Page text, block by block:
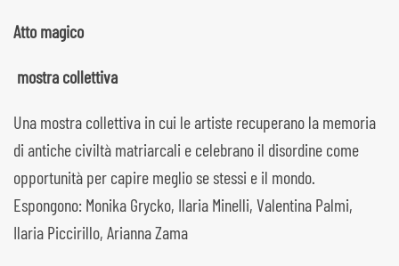
Atto magico
mostra collettiva
Una mostra collettiva in cui le artiste recuperano la memoria
di antiche civiltà matriarcali e celebrano il disordine come
opportunità per capire meglio se stessi e il mondo.
Espongono: Monika Grycko, Ilaria Minelli, Valentina Palmi,
Ilaria Piccirillo, Arianna Zama